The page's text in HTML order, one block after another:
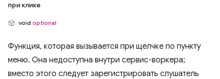
при клике
void optional
Функция, которая вызывается при щелчке по пункту
меню. Она недоступна внутри сервис-воркера;
вместо этого следует зарегистрировать слушатель